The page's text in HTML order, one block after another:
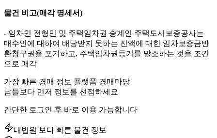
물건 비고(매각 명세서)
- 임차인 전형민 및 주택임차권 승계인 주택도시보증공사는
매수인에 대하여 배당받지 못하는 잔액에 대한 임차보증금반
환청구권을 포기하고, 주택임차권등기를 말소하는 것을 조건
으로 매각
가장 빠른 경매 정보 플랫폼 경매마당
남들보다 먼저 정보를 선점하세요
간단한 로그인 후 바로 이용 가능합니다
대법원 보다 빠른 물건 정보